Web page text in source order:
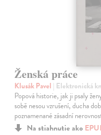
Ženská práce
Klusák Pavel | Elektronická
Popová historie, jak ji psaly
sobě nesou vzrušení, ducha
poznamenané zásadní
Na stiahnutie ako